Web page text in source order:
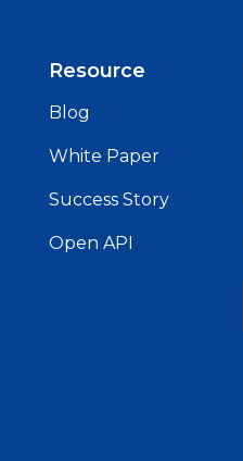
Resource
Blog
White Paper
Success Story
Open API